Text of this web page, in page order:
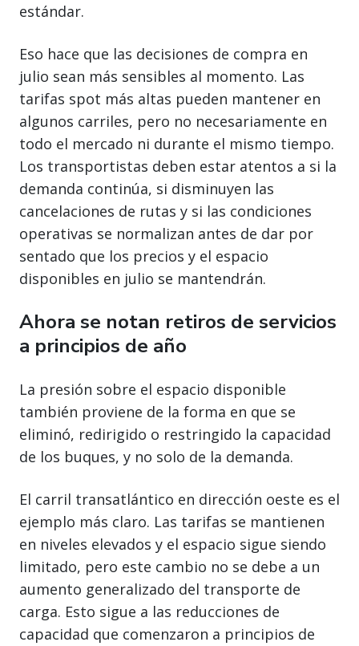
estándar.
Eso hace que las decisiones de compra en
julio sean más sensibles al momento. Las
tarifas spot más altas pueden mantener en
algunos carriles, pero no necesariamente en
todo el mercado ni durante el mismo tiempo.
Los transportistas deben estar atentos a si la
demanda continúa, si disminuyen las
cancelaciones de rutas y si las condiciones
operativas se normalizan antes de dar por
sentado que los precios y el espacio
disponibles en julio se mantendrán.
Ahora se notan retiros de servicios
a principios de año
La presión sobre el espacio disponible
también proviene de la forma en que se
eliminó, redirigido o restringido la capacidad
de los buques, y no solo de la demanda.
El carril transatlántico en dirección oeste es el
ejemplo más claro. Las tarifas se mantienen
en niveles elevados y el espacio sigue siendo
limitado, pero este cambio no se debe a un
aumento generalizado del transporte de
carga. Esto sigue a las reducciones de
capacidad que comenzaron a principios de